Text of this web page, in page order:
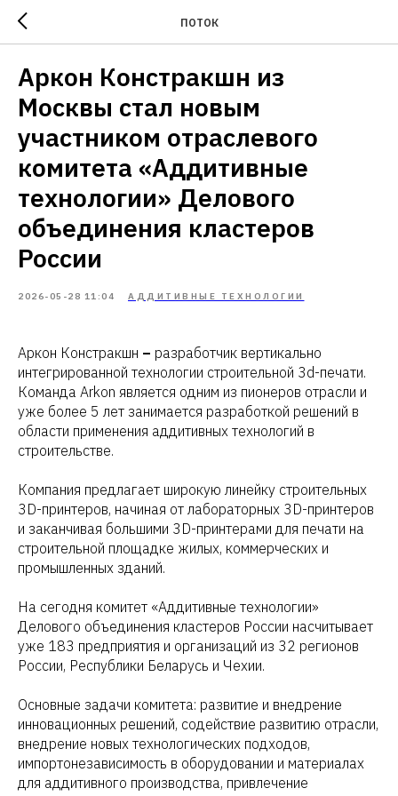
ПОТОК
Аркон Констракшн из
Москвы стал новым
участником отраслевого
комитета «Аддитивные
технологии» Делового
объединения кластеров
России
2026-05-28 11:04 АДДИТИВНЫЕ ТЕХНОЛОГИИ
Аркон Констракшн – разработчик вертикально
интегрированной технологии строительной 3d-печати.
Команда Arkon является одним из пионеров отрасли и
уже более 5 лет занимается разработкой решений в
области применения аддитивных технологий в
строительстве.
Компания предлагает широкую линейку строительных
3D-принтеров, начиная от лабораторных 3D-принтеров
и заканчивая большими 3D-принтерами для печати на
строительной площадке жилых, коммерческих и
промышленных зданий.
На сегодня комитет «Аддитивные технологии»
Делового объединения кластеров России насчитывает
уже 183 предприятия и организаций из 32 регионов
России, Республики Беларусь и Чехии.
Основные задачи комитета: развитие и внедрение
инновационных решений, содействие развитию отрасли,
внедрение новых технологических подходов,
импортонезависимость в оборудовании и материалах
для аддитивного производства, привлечение